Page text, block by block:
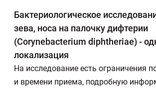
Бактериологическое
зева, носа на палочку дифтерии
(Corynebacterium diphtheriae) -
локализация
На исследование есть ограничения
и времени приема, подробную